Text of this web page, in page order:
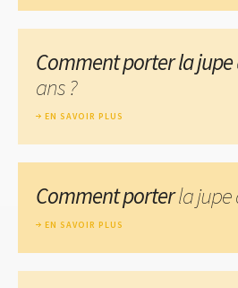
Comment porter la jupe
ans ?
EN SAVOIR PLUS
Comment porterla jupe
EN SAVOIR PLUS